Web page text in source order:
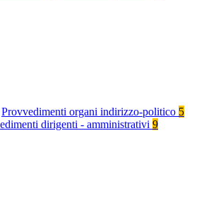
Provvedimenti organi indirizzo-politico 5
dirigenti - amministrativi 9